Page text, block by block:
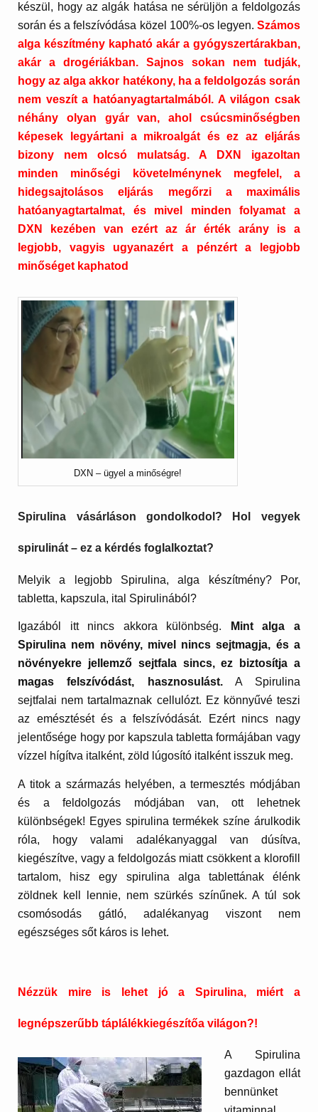
készül, hogy az algák hatása ne sérüljön a feldolgozás
során és a felszívódása közel 100%-os legyen. Számos
alga készítmény kapható akár a gyógyszertárakban,
akár a drogériákban. Sajnos sokan nem tudják,
hogy az alga akkor hatékony, ha a feldolgozás során
nem veszít a hatóanyagtartalmából. A világon csak
néhány olyan gyár van, ahol csúcsminőségben
képesek legyártani a mikroalgát és ez az eljárás
bizony nem olcsó mulatság. A DXN igazoltan
minden minőségi követelménynek megfelel, a
hidegsajtolásos eljárás megőrzi a maximális
hatóanyagtartalmat, és mivel minden folyamat a
DXN kezében van ezért az ár érték arány is a
legjobb, vagyis ugyanazért a pénzért a legjobb
minőséget kaphatod
DXN – ügyel a minőségre!
Spirulina vásárláson gondolkodol? Hol vegyek
spirulinát – ez a kérdés foglalkoztat?
Melyik a legjobb Spirulina, alga készítmény? Por,
tabletta, kapszula, ital Spirulinából?
Igazából itt nincs akkora különbség.
Mint alga a
Spirulina nem növény, mivel nincs sejtmagja, és a
növényekre jellemző sejtfala sincs, ez biztosítja a
magas felszívódást, hasznosulást.A Spirulina
sejtfalai nem tartalmaznak cellulózt. Ez könnyűvé teszi
az emésztését és a felszívódását. Ezért nincs nagy
jelentősége hogy por kapszula tabletta formájában vagy
vízzel hígítva italként, zöld lúgosító italként isszuk meg.
A titok a származás helyében, a termesztés módjában
és a feldolgozás módjában van, ott lehetnek
különbségek! Egyes spirulina termékek színe árulkodik
róla, hogy valami adalékanyaggal van dúsítva,
kiegészítve, vagy a feldolgozás miatt csökkent a klorofill
tartalom, hisz egy spirulina alga tablettának élénk
zöldnek kell lennie, nem szürkés színűnek. A túl sok
csomósodás gátló, adalékanyag viszont nem
egészséges sőt káros is lehet.
Nézzük mire is lehet jó a Spirulina, miért a
legnépszerűbb táplálékkiegészítőa világon?!
A Spirulina
gazdagon ellát
bennünket